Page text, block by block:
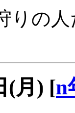
りの
(月) [n